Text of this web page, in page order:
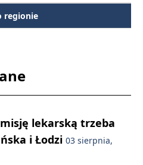
regionie
lekarską trzeba
i Łodzi 03 sierpnia,